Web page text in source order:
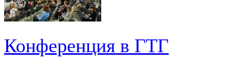
Конференция в ГТГ